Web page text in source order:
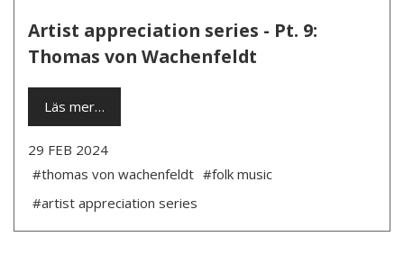
Artist appreciation series - Pt. 9:
Thomas von Wachenfeldt
Läs mer…
29 FEB 2024
#thomas von wachenfeldt #folk music
#artist appreciation series